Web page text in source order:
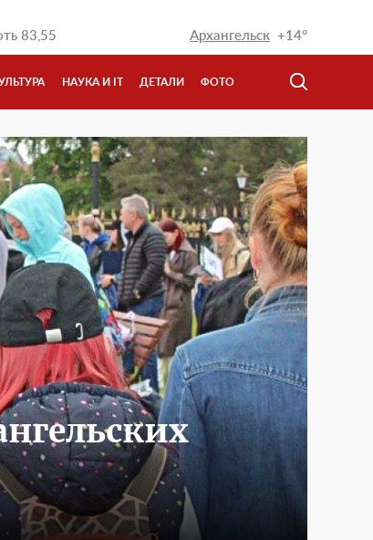
83,55 Архангельск +14°
НАУКА И IT ДЕТАЛИ ФОТО